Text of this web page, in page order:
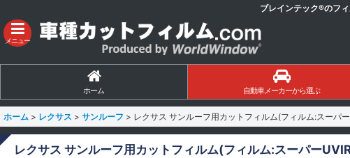
ブレインテック®のフ
メニュー
ホーム 自動車メーカーから選ぶ
ホーム > レクサス > サンルーフ > レクサス サンルーフ用カットフィルム(フィルム:スーパ
レクサス サンルーフ用カットフィルム(フィルム:スーパー